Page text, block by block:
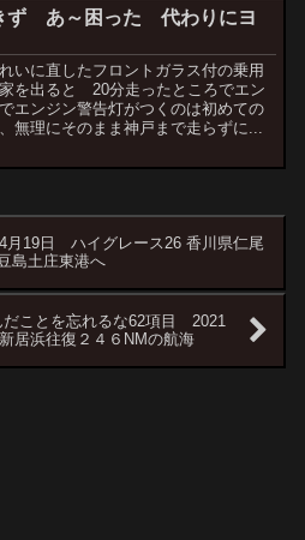
ず あ～困った 代わりにヨ
いに直したフロントガラス付の乗用
を出ると 20分走ったところでエン
エンジン警告灯がつくのは初めての
無理にそのまま神戸まで走らずに...
19日 ハイグレース26 香川県仁尾
島土庄東港へ
ことを忘れるな62項目 2021
居浜往復２４６NMの航海